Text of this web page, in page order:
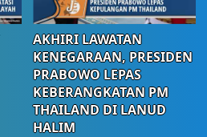
AKHIRI LAWATAN
KENEGARAAN, PRESIDEN
PRABOWO LEPAS
KEBERANGKATAN PM
THAILAND DI LANUD
HALIM